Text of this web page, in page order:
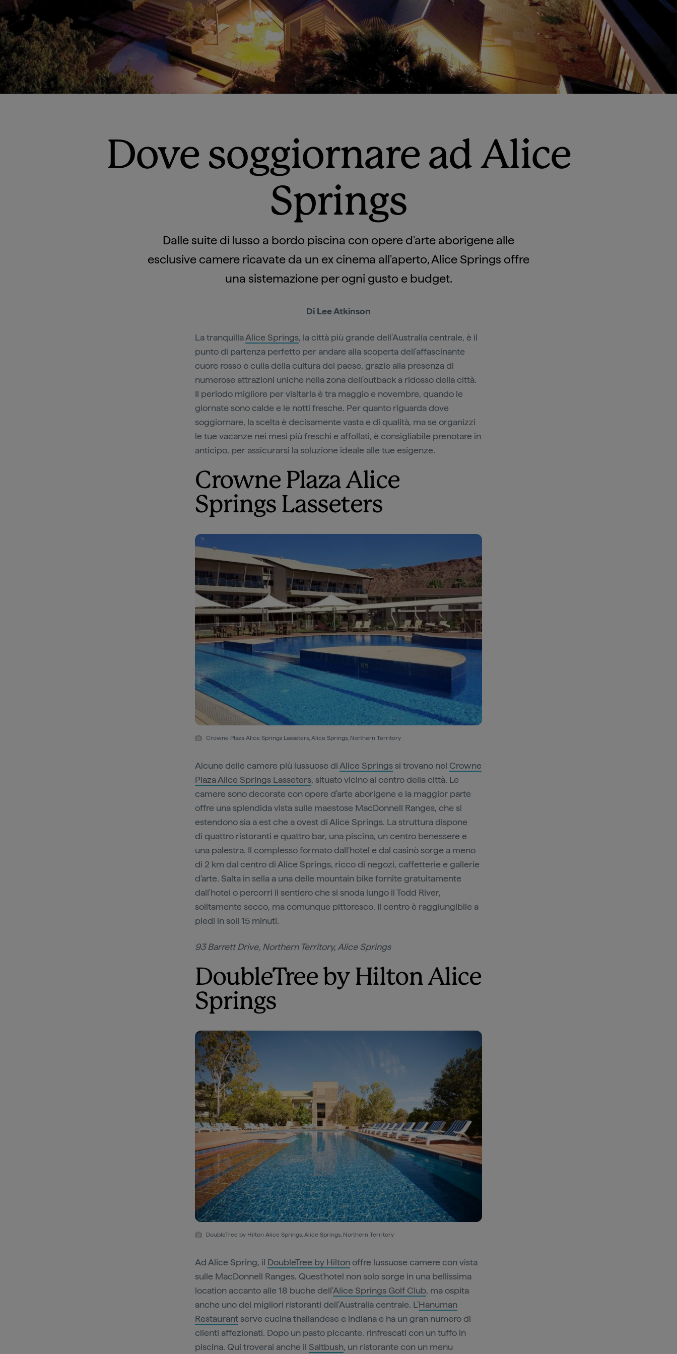
Dove soggiornare ad Alice
Springs
Dalle suite di lusso a bordo piscina con opere d'arte aborigene alle
esclusive camere ricavate da un ex cinema all'aperto, Alice Springs offre
una sistemazione per ogni gusto e budget.
Di Lee Atkinson
La tranquillaAlice Springs, la città più grande dell'Australia centrale, è il
punto di partenza perfetto per andare alla scoperta dell'affascinante
cuore rosso e culla della cultura del paese, grazie alla presenza di
numerose attrazioni uniche nella zona dell'outback a ridosso della città.
Il periodo migliore per visitarla è tra maggio e novembre, quando le
giornate sono calde e le notti fresche. Per quanto riguarda dove
soggiornare, la scelta è decisamente vasta e di qualità, ma se organizzi
le tue vacanze nei mesi più freschi e affollati, è consigliabile prenotare in
anticipo, per assicurarsi la soluzione ideale alle tue esigenze.
Crowne Plaza Alice
Springs Lasseters
Crowne Plaza Alice Springs Lasseters, Alice Springs, Northern Territory
Alcune delle camere più lussuose di Alice Springssi trovano nel Crowne
Plaza Alice Springs Lasseters, situato vicino al centro della città. Le
camere sono decorate con opere d'arte aborigene e la maggior parte
offre una splendida vista sulle maestose MacDonnell Ranges, che si
estendono sia a est che a ovest di Alice Springs. La struttura dispone
di quattro ristoranti e quattro bar, una piscina, un centro benessere e
una palestra. Il complesso formato dall'hotel e dal casinò sorge a meno
di 2 km dal centro di Alice Springs, ricco di negozi, caffetterie e gallerie
d'arte. Salta in sella a una delle mountain bike fornite gratuitamente
dall'hotel o percorri il sentiero che si snoda lungo il Todd River,
solitamente secco, ma comunque pittoresco. Il centro è raggiungibile a
piedi in soli 15 minuti.
93 Barrett Drive, Northern Territory, Alice Springs
DoubleTree by Hilton Alice
Springs
DoubleTree by Hilton Alice Springs, Alice Springs, Northern Territory
Ad Alice Spring, il DoubleTree by Hiltonoffre lussuose camere con vista
sulle MacDonnell Ranges. Quest'hotel non solo sorge in una bellissima
location accanto alle 18 buche dell'Alice Springs Golf Club, ma ospita
anche uno dei migliori ristoranti dell'Australia centrale. L'Hanuman
Restaurantserve cucina thailandese e indiana e ha un gran numero di
clienti affezionati. Dopo un pasto piccante, rinfrescati con un tuffo in
piscina. Qui troverai anche il Saltbush, un ristorante con un menu